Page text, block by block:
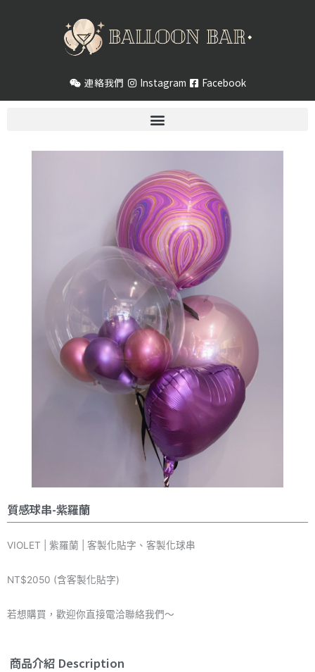
連絡我們 Instagram Facebook
質感球串-紫羅蘭
VIOLET | 紫羅蘭 | 客製化貼字、客製化球串
NT$2050 (含客製化貼字)
若想購買，歡迎你直接電洽聯絡我們～
商品介紹 Description